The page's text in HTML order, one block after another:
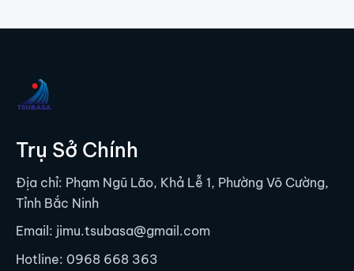
Trụ Sở Chính
Địa chỉ: Phạm Ngũ Lão, Khả Lễ 1, Phường Võ Cường,
Tỉnh Bắc Ninh
Email: jimu.tsubasa@gmail.com
Hotline: 0968 668 363